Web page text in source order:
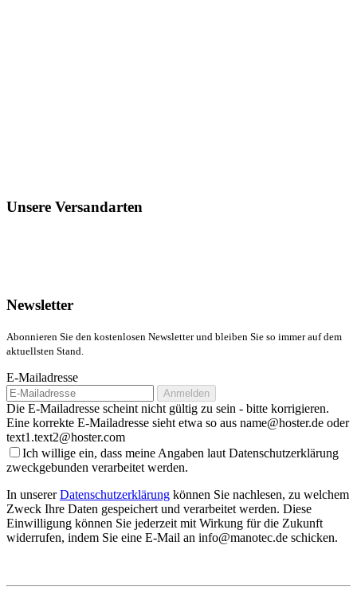
Unsere Versandarten
Newsletter
Abonnieren Sie den kostenlosen Newsletter und bleiben Sie so immer auf dem
aktuellsten Stand.
E-Mailadresse
Anmelden
Die E-Mailadresse scheint nicht gültig zu sein - bitte korrigieren.
Eine korrekte E-Mailadresse sieht etwa so aus name@hoster.de oder
text1.text2@hoster.com
Ich willige ein, dass meine Angaben laut Datenschutzerklärung
zweckgebunden verarbeitet werden.
In unsererDatenschutzerklärung können Sie nachlesen, zu welchem
Zweck Ihre Daten gespeichert und verarbeitet werden. Diese
Einwilligung können Sie jederzeit mit Wirkung für die Zukunft
widerrufen, indem Sie eine E-Mail an info@manotec.de schicken.